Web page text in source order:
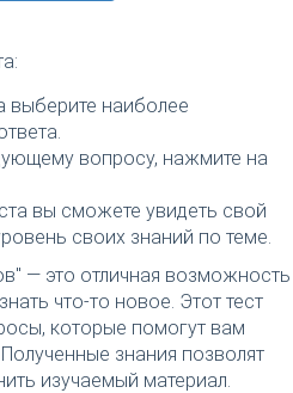
выберите наиболее
вопросу, нажмите на
вы сможете увидеть свой
своих знаний по теме.
— это отличная возможность
что-то новое. Этот тест
которые помогут вам
знания позволят
изучаемый материал.